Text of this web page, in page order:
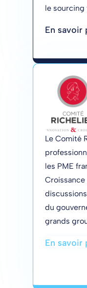
le
En savoir
Le Comité
les PME
Croissance
du
grands
En savoir